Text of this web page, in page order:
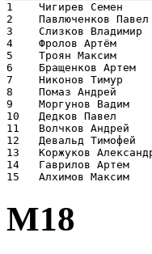
1    Чигирев
2    Павлюченков
3    Слизков
4    Фролов Артём
5    Троян
6    Бращенков
7    Никонов
8    Помаз
9    Моргунов
10   Дедков Павел
11   Волчков
12   Девальд
13   Коржуков
14   Гаврилов
М18